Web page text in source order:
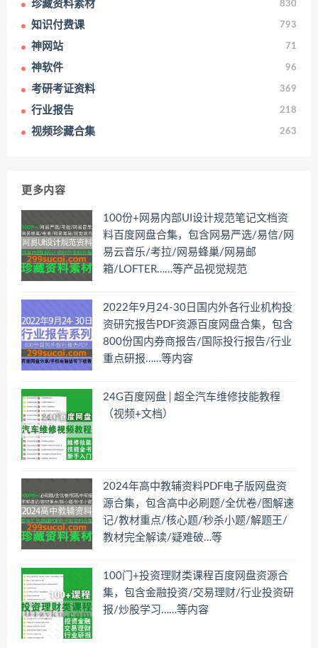
珍藏资料素材 830
知识付费课 793
神网站 71
神软件 96
考研考证资料 369
行业报告 218
视频珍藏合集 263
更多内容
100份+网易内部UI设计规范笔记文档资
料百度网盘合集，包含网易严选/易信/网
易云音乐/考拉/网易蜂巢/网易邮
箱/LOFTER……等产品视觉规范
2022年9月24-30日国内外各行业机构投
资研究报告PDF资源百度网盘合集，包含
800份国内券商报告/国际投行报告/行业
重点研报……等内容
24G百度网盘│超全汽车维修技能教程
（视频+文档）
2024年高中教辅资料PDF电子版网盘资
源合集，包含高中必刷题/全优卷/图解速
记/教材重点/核心题/秒杀小题/解题王/
教材完全解读/疑难破…等
100门+投资理财类课程百度网盘资源合
集，包含金融投资/交易理财/行业投资研
报/炒股学习……等内容